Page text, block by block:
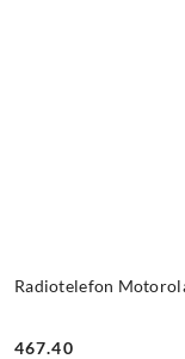
Radiotelefon
467.40